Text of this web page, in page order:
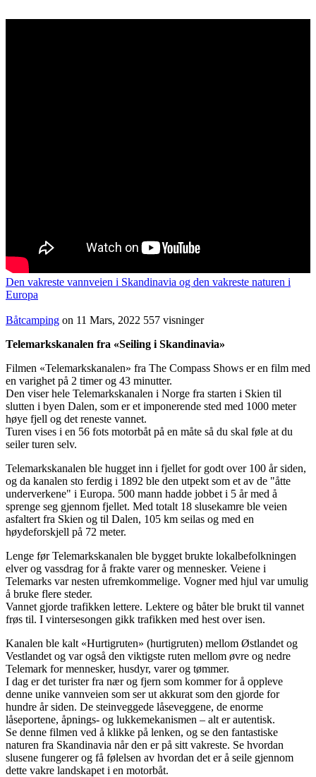
Den vakreste vannveien i Skandinavia og den vakreste naturen i
Europa
Båtcamping on 11 Mars, 2022 557 visninger
Telemarkskanalen fra «Seiling i Skandinavia»
Filmen «Telemarkskanalen» fra The Compass Shows er en film med
en varighet på 2 timer og 43 minutter.
Den viser hele Telemarkskanalen i Norge fra starten i Skien til
slutten i byen Dalen, som er et imponerende sted med 1000 meter
høye fjell og det reneste vannet.
Turen vises i en 56 fots motorbåt på en måte så du skal føle at du
seiler turen selv.
Telemarkskanalen ble hugget inn i fjellet for godt over 100 år siden,
og da kanalen sto ferdig i 1892 ble den utpekt som et av de "åtte
underverkene" i Europa. 500 mann hadde jobbet i 5 år med å
sprenge seg gjennom fjellet. Med totalt 18 slusekamre ble veien
asfaltert fra Skien og til Dalen, 105 km seilas og med en
høydeforskjell på 72 meter.
Lenge før Telemarkskanalen ble bygget brukte lokalbefolkningen
elver og vassdrag for å frakte varer og mennesker. Veiene i
Telemarks var nesten ufremkommelige. Vogner med hjul var umulig
å bruke flere steder.
Vannet gjorde trafikken lettere. Lektere og båter ble brukt til vannet
frøs til. I vintersesongen gikk trafikken med hest over isen.
Kanalen ble kalt «Hurtigruten» (hurtigruten) mellom Østlandet og
Vestlandet og var også den viktigste ruten mellom øvre og nedre
Telemark for mennesker, husdyr, varer og tømmer.
I dag er det turister fra nær og fjern som kommer for å oppleve
denne unike vannveien som ser ut akkurat som den gjorde for
hundre år siden. De steinveggede låseveggene, de enorme
låseportene, åpnings- og lukkemekanismen – alt er autentisk.
Se denne filmen ved å klikke på lenken, og se den fantastiske
naturen fra Skandinavia når den er på sitt vakreste. Se hvordan
slusene fungerer og få følelsen av hvordan det er å seile gjennom
dette vakre landskapet i en motorbåt.